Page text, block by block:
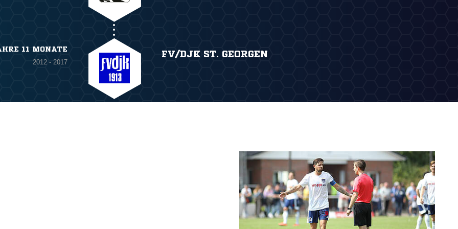
11 MONATE
2012 - 2017
FV/DJK ST. GEORGEN